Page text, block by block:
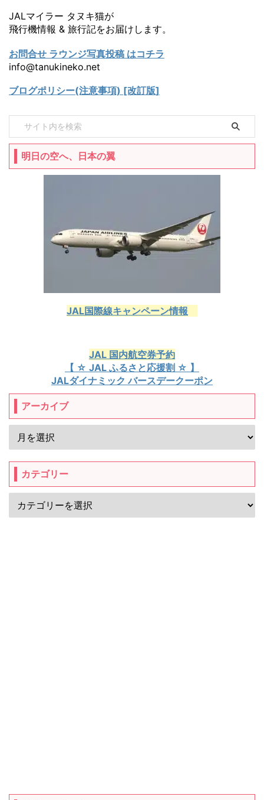
JALマイラー タヌキ猫が
飛行機情報 & 旅行記をお届けします。
お問合せ ラウンジ写真投稿 はコチラ
info@tanukineko.net
ブログポリシー(注意事項) [改訂版]
明日の空へ、日本の翼
JAL国際線キャンペーン情報
JAL 国内航空券予約
【 ☆ JAL ふるさと応援割 ☆ 】
JALダイナミック バースデークーポン
アーカイブ
カテゴリー